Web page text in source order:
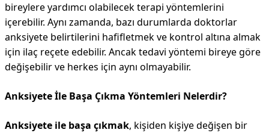
bireylere yardımcı olabilecek terapi yöntemlerini
içerebilir. Aynı zamanda, bazı durumlarda doktorlar
anksiyete belirtilerini hafifletmek ve kontrol altına almak
için ilaç reçete edebilir. Ancak tedavi yöntemi bireye göre
değişebilir ve herkes için aynı olmayabilir.
Anksiyete İle Başa Çıkma Yöntemleri Nelerdir?
Anksiyete ile başa çıkmak, kişiden kişiye değişen bir